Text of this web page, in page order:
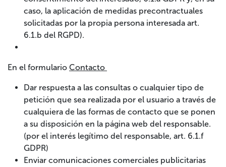
caso, la aplicación de medidas precontractuales
solicitadas por la propia persona interesada art.
6.1.b del RGPD).
En el formulario Contacto
Dar respuesta a las consultas o cualquier tipo de
petición que sea realizada por el usuario a través de
cualquiera de las formas de contacto que se ponen
a su disposición en la página web del responsable.
(por el interés legítimo del responsable, art. 6.1.f
GDPR)
Enviar comunicaciones comerciales publicitarias